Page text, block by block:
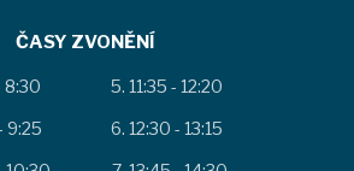
ČASY ZVONĚNÍ
8:30
9:25
11:35 - 12:20
12:30 - 13:15